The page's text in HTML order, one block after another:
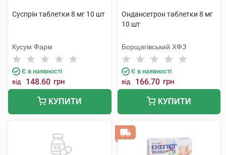
Суспрін таблетки 8 мг 10 шт
Кусум Фарм
Є в наявності
від 148.60 грн
КУПИТИ
Ондансетрон таблетки 8 мг
10 шт
Борщагівський ХФЗ
Є в наявності
від 166.70 грн
КУПИТИ